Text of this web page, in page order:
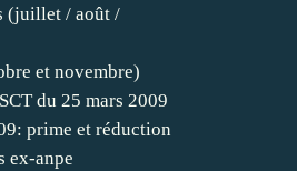
(juillet / août /
et novembre)
du 25 mars 2009
prime et réduction
ex-anpe